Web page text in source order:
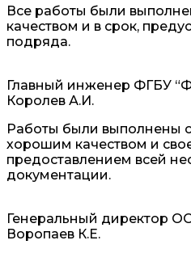
Все работы были
качеством и в срок,
подряда.
Главный инженер ФГБУ
Королев А.И.
Работы были выполнены
хорошим качеством и
предоставлением всей
документации.
Генеральный директор
Воропаев К.Е.